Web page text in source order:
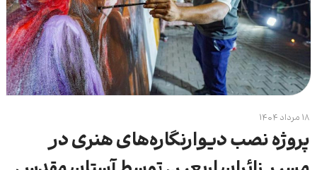
۱۸ مرداد ۱۴۰۴
پروژه نصب دیوارنگاره‌های هنری در